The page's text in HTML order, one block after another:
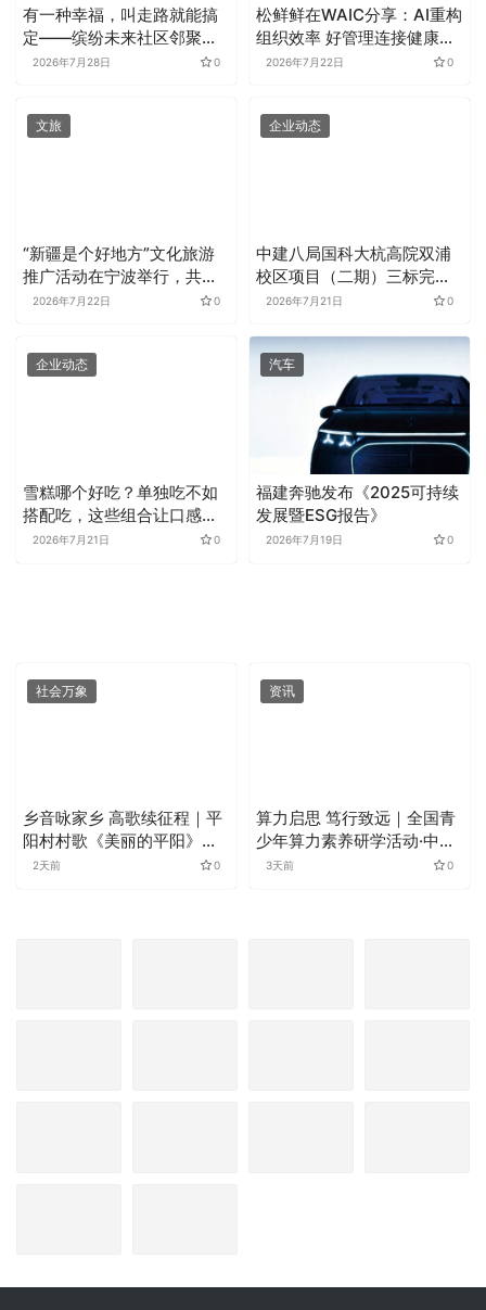
有一种幸福，叫走路就能搞
定​——缤纷未来社区邻聚里
民生服务综合体
2026年7月28日 0
松鲜鲜在WAIC分享：AI重构
组织效率 好管理连接健康餐
桌2026年7月22日 0
文旅
“新疆是个好地方”文化旅游
推广活动在宁波举行，共谱
文旅交流新篇
2026年7月22日 0
企业动态
中建八局国科大杭高院双浦
校区项目（二期）三标完成
钢结构封顶
2026年7月21日 0
企业动态
雪糕哪个好吃？单独吃不如
搭配吃，这些组合让口感升
级2026年7月21日 0
汽车
福建奔驰发布《2025可持续
发展暨ESG报告》
2026年7月19日 0
社会万象
乡音咏家乡 高歌续征程｜平
阳村村歌《美丽的平阳》斩
获佳绩，成功晋级萧山村歌
2天前 0
资讯
算力启思 笃行致远｜全国青
少年算力素养研学活动·中国
珠算专项赛圆满落幕
3天前 0